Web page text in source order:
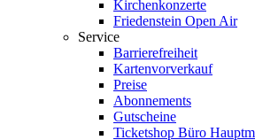
Kirchenkonzerte
Friedenstein Open Air
Service
Barrierefreiheit
Kartenvorverkauf
Preise
Abonnements
Gutscheine
Ticketshop Büro